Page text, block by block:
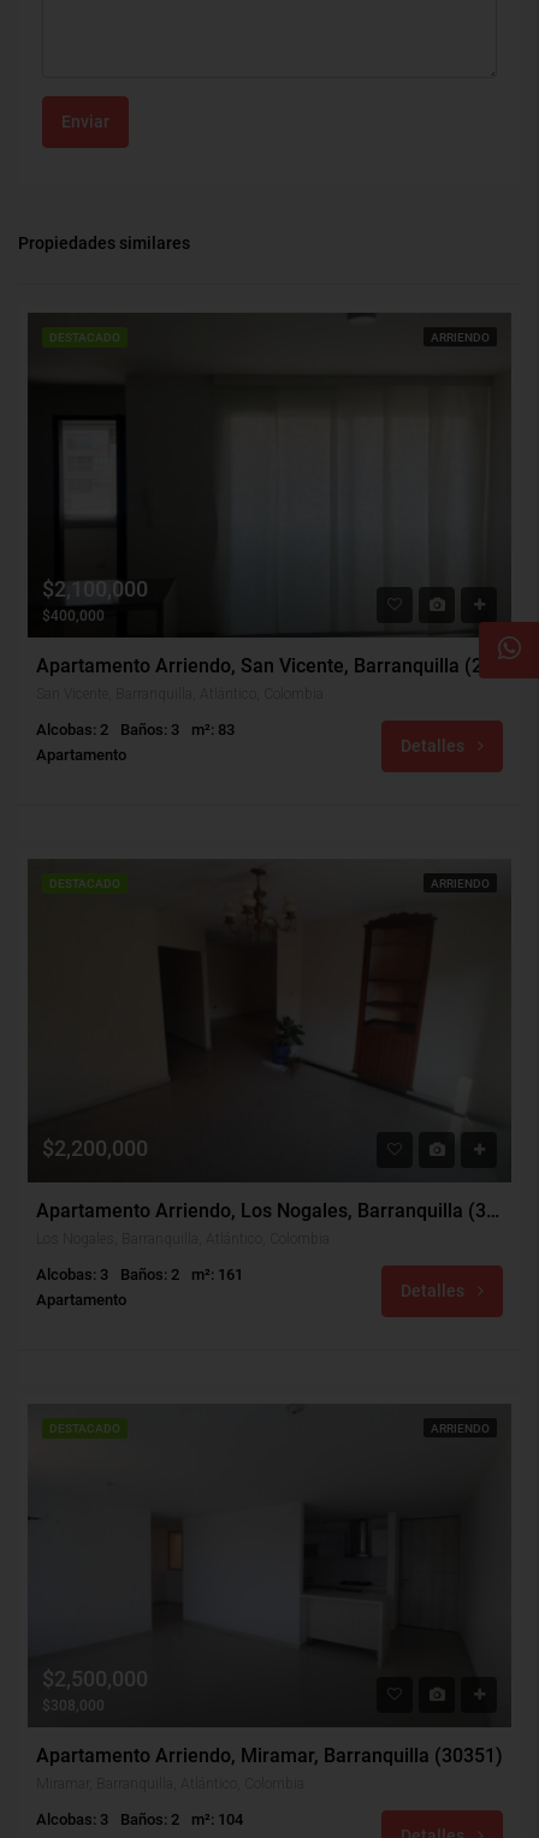
Enviar
Propiedades similares
DESTACADO ARRIENDO
$2,100,000
$400,000
Alcobas: 2 Baños: 3
m²: 83
Apartamento
Detalles
DESTACADO ARRIENDO
$2,200,000
Apartamento Arriendo, Los Nogales, Barranquilla (30479)
Alcobas: 3 Baños: 2
m²: 161
Apartamento
Detalles
DESTACADO ARRIENDO
$2,500,000
$308,000
Apartamento Arriendo, Miramar, Barranquilla (30351)
Alcobas: 3 Baños: 2
m²: 104